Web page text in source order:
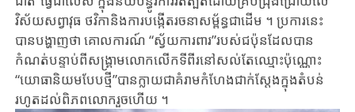
វិស័យ​ស​ព្វាវុធ ថវិកា​និង​ការបង្កើត​រចនា​សម្ព័ន្ធ​ជា​ដើម​ ។ ប្រការ​នេះ​
បាន​បង្ហាញថា គោ​ល​ការណ៍​ “ស្វ័​យ​ការពារ”របស់​ជប៉ុន​ដែល​បាន
កំណត់​បន្ទាប់ពី​សង្គ្រាម​លោក​លើក​ទីពីរនៅសល់តែឈ្មោះប៉ុណ្ណោះ
“យោធា​និយម​បែប​ថ្មី​”បាន​ក្លាយ​ជា​គំរាម​កំហែង​ជាក់ស្តែង​ក្នុង​តំបន់​
រហូតដល់​ពិភពលោក​​រួចហើយ ។